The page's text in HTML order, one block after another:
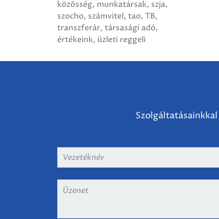
közösség munkatársak szja
szocho számvitel tao TB
transzferár társasági adó
értékeink üzleti reggeli
Vezetéknév
Üzenet